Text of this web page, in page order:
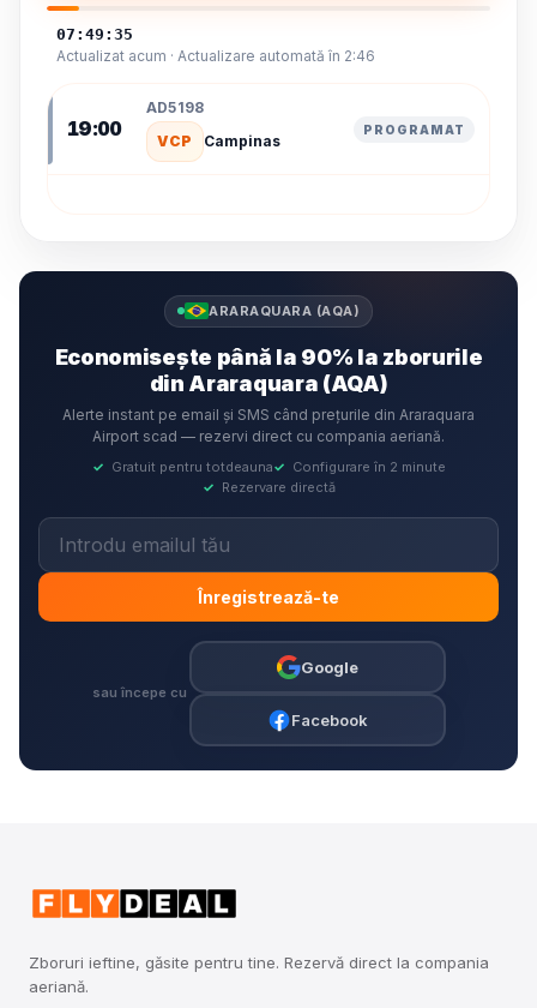
07:49:35
Actualizat acum · Actualizare automată în 2:46
19:00
AD5198
VCP
Campinas
PROGRAMAT
ARARAQUARA (AQA)
Economisește până la 90% la zborurile
din Araraquara (AQA)
Alerte instant pe email și SMS când prețurile din Araraquara
Airport scad — rezervi direct cu compania aeriană.
✓ Gratuit pentru totdeauna✓ Configurare în 2 minute
✓ Rezervare directă
Înregistrează-te
sau începe cu
Google
Facebook
Zboruri ieftine, găsite pentru tine. Rezervă direct la compania
aeriană.